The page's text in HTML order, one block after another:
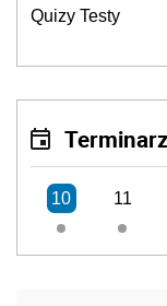
Quizy Testy
Terminarz
10 11